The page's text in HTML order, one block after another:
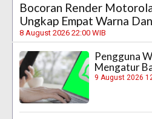
Bocoran Render
Ungkap Empat Warna
8 August 2026 22:00 WIB
Pengguna
Mengatur
9 August 2026